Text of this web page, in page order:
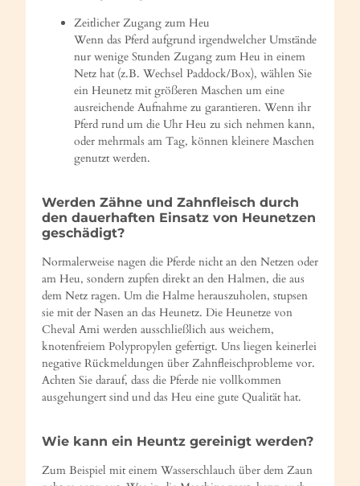
Zeitlicher Zugang zum Heu
Wenn das Pferd aufgrund irgendwelcher Umstände
nur wenige Stunden Zugang zum Heu in einem
Netz hat (z.B. Wechsel Paddock/Box), wählen Sie
ein Heunetz mit größeren Maschen um eine
ausreichende Aufnahme zu garantieren. Wenn ihr
Pferd rund um die Uhr Heu zu sich nehmen kann,
oder mehrmals am Tag, können kleinere Maschen
genutzt werden.
Werden Zähne und Zahnfleisch durch
den dauerhaften Einsatz von Heunetzen
geschädigt?
Normalerweise nagen die Pferde nicht an den Netzen oder
am Heu, sondern zupfen direkt an den Halmen, die aus
dem Netz ragen. Um die Halme herauszuholen, stupsen
sie mit der Nasen an das Heunetz. Die Heunetze von
Cheval Ami werden ausschließlich aus weichem,
knotenfreiem Polypropylen gefertigt. Uns liegen keinerlei
negative Rückmeldungen über Zahnfleischprobleme vor.
Achten Sie darauf, dass die Pferde nie vollkommen
ausgehungert sind und das Heu eine gute Qualität hat.
Wie kann ein Heuntz gereinigt werden?
Zum Beispiel mit einem Wasserschlauch über dem Zaun